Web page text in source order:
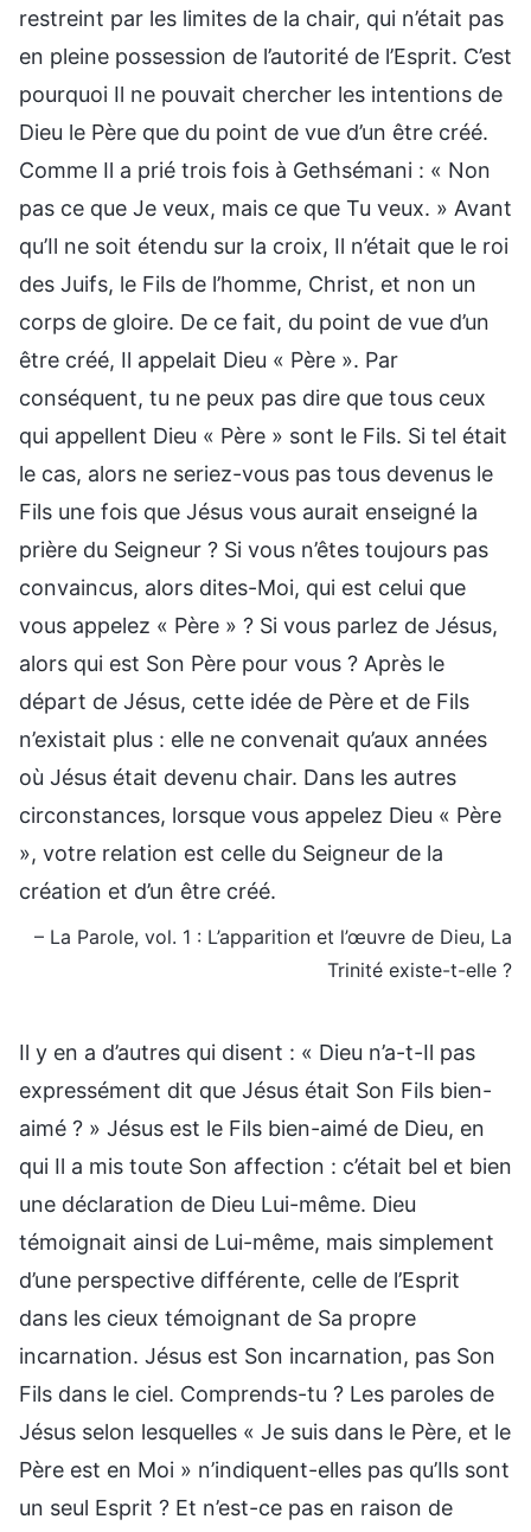
restreint par les limites de la chair, qui n’était pas
en pleine possession de l’autorité de l’Esprit. C’est
pourquoi Il ne pouvait chercher les intentions de
Dieu le Père que du point de vue d’un être créé.
Comme Il a prié trois fois à Gethsémani : « Non
pas ce que Je veux, mais ce que Tu veux. » Avant
qu’Il ne soit étendu sur la croix, Il n’était que le roi
des Juifs, le Fils de l’homme, Christ, et non un
corps de gloire. De ce fait, du point de vue d’un
être créé, Il appelait Dieu « Père ». Par
conséquent, tu ne peux pas dire que tous ceux
qui appellent Dieu « Père » sont le Fils. Si tel était
le cas, alors ne seriez-vous pas tous devenus le
Fils une fois que Jésus vous aurait enseigné la
prière du Seigneur ? Si vous n’êtes toujours pas
convaincus, alors dites-Moi, qui est celui que
vous appelez « Père » ? Si vous parlez de Jésus,
alors qui est Son Père pour vous ? Après le
départ de Jésus, cette idée de Père et de Fils
n’existait plus : elle ne convenait qu’aux années
où Jésus était devenu chair. Dans les autres
circonstances, lorsque vous appelez Dieu « Père
», votre relation est celle du Seigneur de la
création et d’un être créé.
– La Parole, vol. 1 : L’apparition et l’œuvre de Dieu, La
Trinité existe-t-elle ?
Il y en a d’autres qui disent : « Dieu n’a-t-Il pas
expressément dit que Jésus était Son Fils bien-
aimé ? » Jésus est le Fils bien-aimé de Dieu, en
qui Il a mis toute Son affection : c’était bel et bien
une déclaration de Dieu Lui-même. Dieu
témoignait ainsi de Lui-même, mais simplement
d’une perspective différente, celle de l’Esprit
dans les cieux témoignant de Sa propre
incarnation. Jésus est Son incarnation, pas Son
Fils dans le ciel. Comprends-tu ? Les paroles de
Jésus selon lesquelles « Je suis dans le Père, et le
Père est en Moi » n’indiquent-elles pas qu’Ils sont
un seul Esprit ? Et n’est-ce pas en raison de